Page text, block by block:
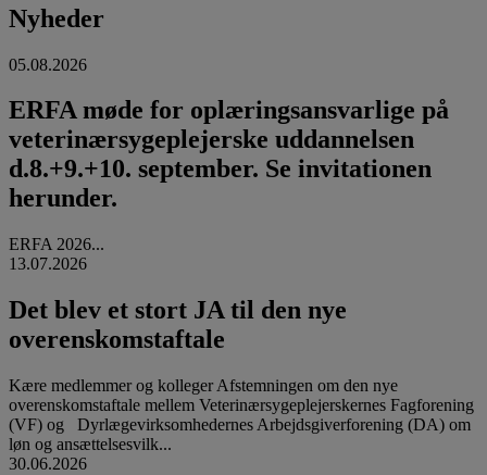
Nyheder
05.08.2026
ERFA møde for oplæringsansvarlige på
veterinærsygeplejerske uddannelsen
d.8.+9.+10. september. Se invitationen
herunder.
ERFA 2026...
13.07.2026
Det blev et stort JA til den nye
overenskomstaftale
Kære medlemmer og kolleger Afstemningen om den nye
overenskomstaftale mellem Veterinærsygeplejerskernes Fagforening
(VF) og Dyrlægevirksomhedernes Arbejdsgiverforening (DA) om
løn og ansættelsesvilk...
30.06.2026